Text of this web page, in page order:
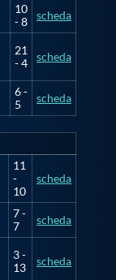
10
- 8
scheda
21
- 4
scheda
6 -
5
scheda
11
-
10
scheda
7 -
7
scheda
3 -
13
scheda